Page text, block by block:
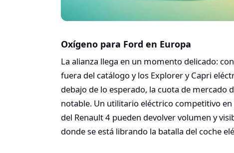
Oxígeno para Ford en Europa
La alianza llega en un momento delicado:
fuera del catálogo y los Explorer y Capri
debajo de lo esperado, la cuota de mercado
notable. Un utilitario eléctrico competitivo
del Renault 4 pueden devolver volumen y
donde se está librando la batalla del coche